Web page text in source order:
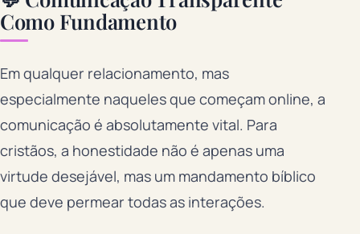
Como Fundamento
Em qualquer relacionamento, mas
especialmente naqueles que começam online, a
comunicação é absolutamente vital. Para
cristãos, a honestidade não é apenas uma
virtude desejável, mas um mandamento bíblico
que deve permear todas as interações.